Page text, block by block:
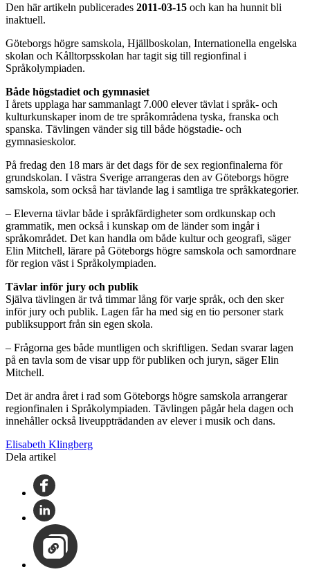
Den här artikeln publicerades 2011-03-15 och kan ha hunnit bli
inaktuell.
Göteborgs högre samskola, Hjällboskolan, Internationella engelska
skolan och Kålltorpsskolan har tagit sig till regionfinal i
Språkolympiaden.
Både högstadiet och gymnasiet
I årets upplaga har sammanlagt 7.000 elever tävlat i språk- och
kulturkunskaper inom de tre språkområdena tyska, franska och
spanska. Tävlingen vänder sig till både högstadie- och
gymnasieskolor.
På fredag den 18 mars är det dags för de sex regionfinalerna för
grundskolan. I västra Sverige arrangeras den av Göteborgs högre
samskola, som också har tävlande lag i samtliga tre språkkategorier.
– Eleverna tävlar både i språkfärdigheter som ordkunskap och
grammatik, men också i kunskap om de länder som ingår i
språkområdet. Det kan handla om både kultur och geografi, säger
Elin Mitchell, lärare på Göteborgs högre samskola och samordnare
för region väst i Språkolympiaden.
Tävlar inför jury och publik
Själva tävlingen är två timmar lång för varje språk, och den sker
inför jury och publik. Lagen får ha med sig en tio personer stark
publiksupport från sin egen skola.
– Frågorna ges både muntligen och skriftligen. Sedan svarar lagen
på en tavla som de visar upp för publiken och juryn, säger Elin
Mitchell.
Det är andra året i rad som Göteborgs högre samskola arrangerar
regionfinalen i Språkolympiaden. Tävlingen pågår hela dagen och
innehåller också liveuppträdanden av elever i musik och dans.
Elisabeth Klingberg
Dela artikel